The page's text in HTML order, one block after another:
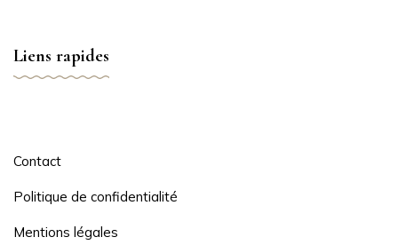
Liens rapides
Contact
Politique de confidentialité
Mentions légales